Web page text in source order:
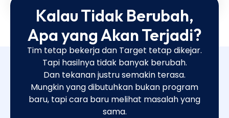
Kalau Tidak Berubah,
Apa yang Akan Terjadi?
Tim tetap bekerja dan Target tetap dikejar.
Tapi hasilnya tidak banyak berubah.
Dan tekanan justru semakin terasa.
Mungkin yang dibutuhkan bukan program
baru, tapi cara baru melihat masalah yang
sama.​